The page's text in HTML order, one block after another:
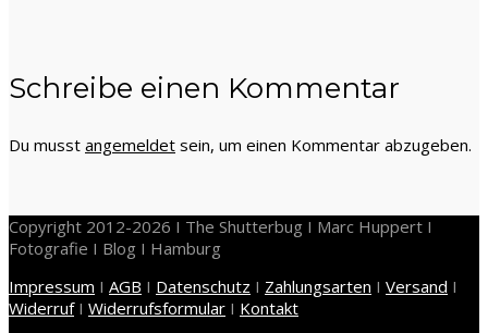
Schreibe einen Kommentar
Du musst angemeldet sein, um einen Kommentar abzugeben.
Copyright 2012-2026 I The Shutterbug I Marc Huppert I
Fotografie I Blog I Hamburg
Impressum I AGB I Datenschutz I Zahlungsarten I Versand I
WiderrufI Widerrufsformular I Kontakt